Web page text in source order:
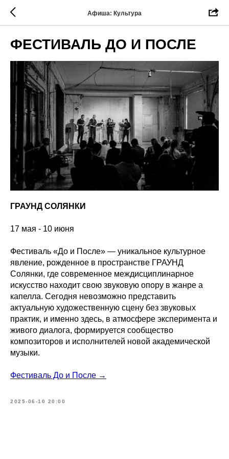
Афиша: Культура
ФЕСТИВАЛЬ ДО И ПОСЛЕ
ГРАУНД СОЛЯНКИ
17 мая - 10 июня
Фестиваль «До и После» — уникальное культурное
явление, рожденное в пространстве ГРАУНД
Солянки, где современное междисциплинарное
искусство находит свою звуковую опору в жанре а
капелла. Сегодня невозможно представить
актуальную художественную сцену без звуковых
практик, и именно здесь, в атмосфере эксперимента и
живого диалога, формируется сообщество
композиторов и исполнителей новой академической
музыки.
Фестиваль До и После →
2025-06-10 20:00